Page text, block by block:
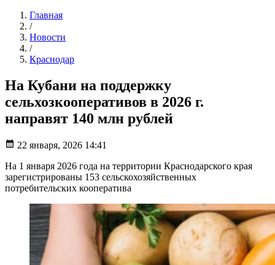
Главная
/
Новости
/
Краснодар
На Кубани на поддержку
сельхозкооперативов в 2026 г.
направят 140 млн рублей
22 января, 2026 14:41
На 1 января 2026 года на территории Краснодарского края
зарегистрированы 153 сельскохозяйственных
потребительских кооператива